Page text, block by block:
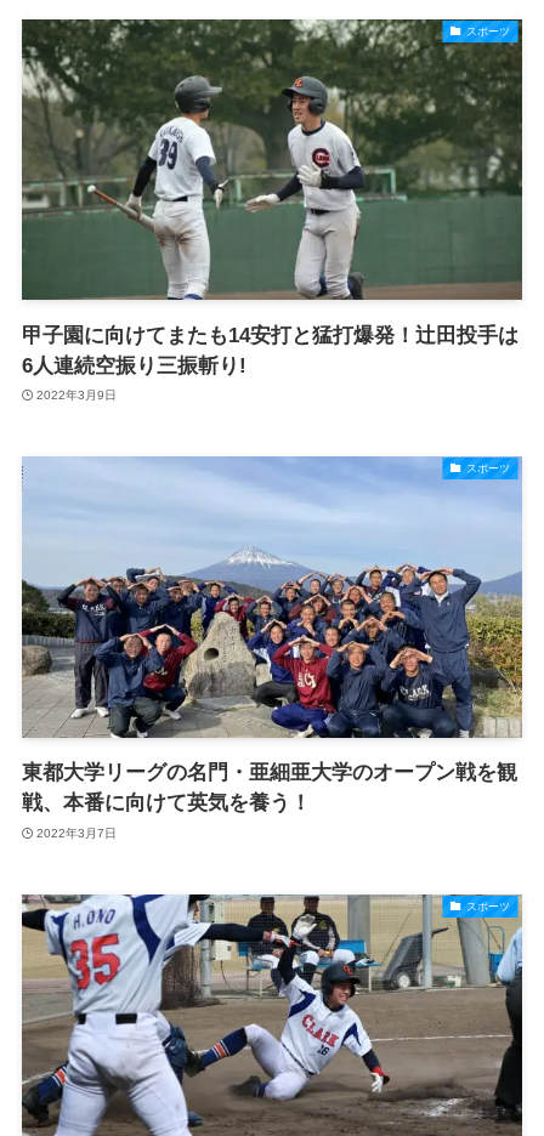
スポーツ
甲子園に向けてまたも14安打と猛打爆発！辻田投手は
6人連続空振り三振斬り!
2022年3月9日
スポーツ
東都大学リーグの名門・亜細亜大学のオープン戦を観
戦、本番に向けて英気を養う！
2022年3月7日
スポーツ